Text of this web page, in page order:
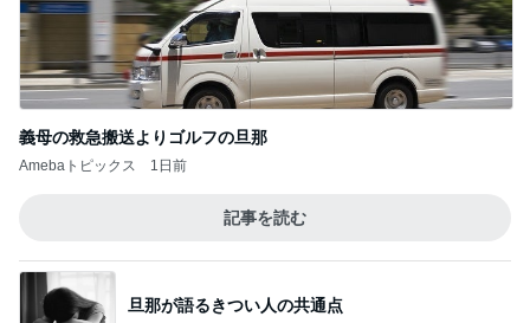
義母の救急搬送よりゴルフの旦那
Amebaトピックス 1日前
記事を読む
旦那が語るきつい人の共通点